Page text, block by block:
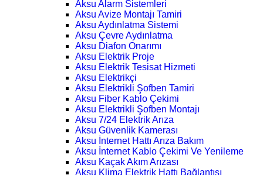
Aksu Alarm Sistemleri
Aksu Avize Montajı Tamiri
Aksu Aydınlatma Sistemi
Aksu Çevre Aydınlatma
Aksu Diafon Onarımı
Aksu Elektrik Proje
Aksu Elektrik Tesisat Hizmeti
Aksu Elektrikçi
Aksu Elektrikli Şofben Tamiri
Aksu Fiber Kablo Çekimi
Aksu Elektrikli Şofben Montajı
Aksu 7/24 Elektrik Arıza
Aksu Güvenlik Kamerası
Aksu İnternet Hattı Arıza Bakım
Aksu İnternet Kablo Çekimi Ve Yenileme
Aksu Kaçak Akım Arızası
Aksu Klima Elektrik Hattı Bağlantısı